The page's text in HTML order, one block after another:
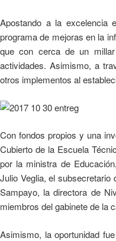
Apostando a la excelencia
programa de mejoras en la
que con cerca de un
actividades. Asimismo, a
otros implementos al
Con fondos propios y una
Cubierto de la Escuela
por la ministra de
Julio Veglia, el
Sampayo, la directora de
miembros del gabinete de la
Asimismo, la oportunidad